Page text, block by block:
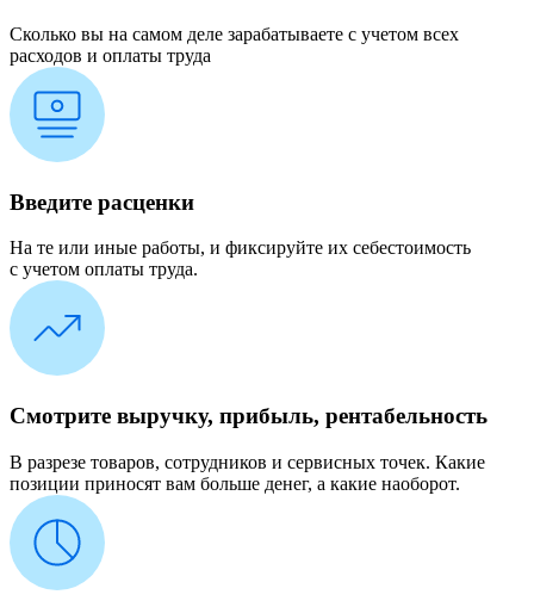
Сколько вы на самом деле зарабатываете с учетом всех
расходов и оплаты труда
Введите расценки
На те или иные работы, и фиксируйте их себестоимость
с учетом оплаты труда.
Смотрите выручку, прибыль, рентабельность
В разрезе товаров, сотрудников и сервисных точек. Какие
позиции приносят вам больше денег, а какие наоборот.